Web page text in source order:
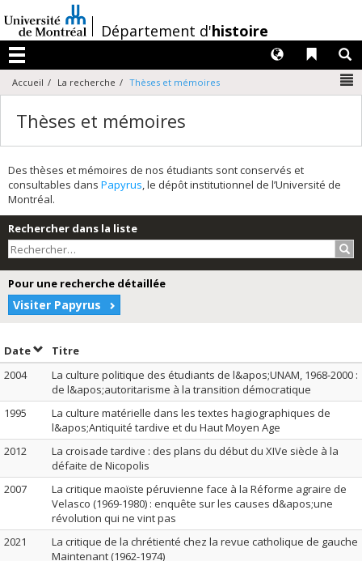
au
contenu
/Département d'histoire
Menu
Liens
Langues
Accueil La recherche Thèses et mémoires
Thèses et mémoires
Des thèses et mémoires de nos étudiants sont conservés et
consultables dans Papyrus, le dépôt institutionnel de l’Université de
Montréal.
Rechercher dans la liste
Pour une recherche détaillée
Visiter Papyrus
DateTrier par date en ordre décroissant
Titre
2004
La culture politique des étudiants de l&apos;UNAM, 1968-2000 :
de l&apos;autoritarisme à la transition démocratique
1995
La culture matérielle dans les textes hagiographiques de
l&apos;Antiquité tardive et du Haut Moyen Age
2012
La croisade tardive : des plans du début du XIVe siècle à la
défaite de Nicopolis
2007
La critique maoïste péruvienne face à la Réforme agraire de
Velasco (1969-1980) : enquête sur les causes d&apos;une
révolution qui ne vint pas
2021
La critique de la chrétienté chez la revue catholique de gauche
Maintenant (1962-1974)